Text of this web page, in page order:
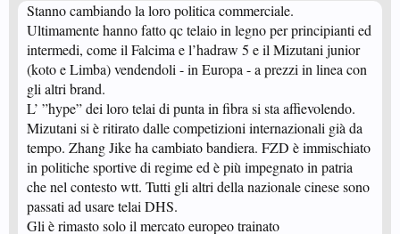
Stanno cambiando la loro politica commerciale.
Ultimamente hanno fatto qc telaio in legno per principianti ed
intermedi, come il Falcima e l’hadraw 5 e il Mizutani junior
(koto e Limba) vendendoli - in Europa - a prezzi in linea con
gli altri brand.
L’ ”hype” dei loro telai di punta in fibra si sta affievolendo.
Mizutani si è ritirato dalle competizioni internazionali già da
tempo. Zhang Jike ha cambiato bandiera. FZD è immischiato
in politiche sportive di regime ed è più impegnato in patria
che nel contesto wtt. Tutti gli altri della nazionale cinese sono
passati ad usare telai DHS.
Gli è rimasto solo il mercato europeo trainato